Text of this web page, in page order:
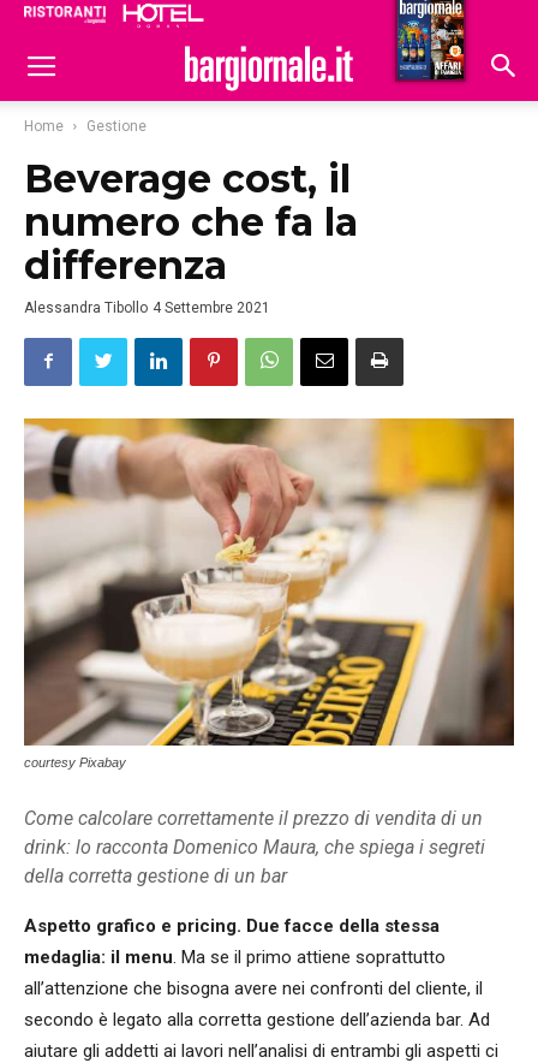
Hoteldomani
Home Gestione
Beverage cost, il
numero che fa la
differenza
Alessandra Tibollo 4 Settembre 2021
courtesy Pixabay
Come calcolare correttamente il prezzo di vendita di un
drink: lo racconta Domenico Maura, che spiega i segreti
della corretta gestione di un bar
Aspetto grafico e pricing. Due facce della stessa
medaglia: il menu. Ma se il primo attiene soprattutto
all’attenzione che bisogna avere nei confronti del cliente, il
secondo è legato alla corretta gestione dell’azienda bar. Ad
aiutare gli addetti ai lavori nell’analisi di entrambi gli aspetti ci